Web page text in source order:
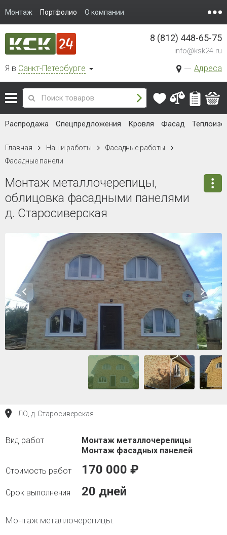
Монтаж Портфолио О компании
Я в Санкт-Петербурге Адреса
8 (812) 448-65-75
info@ksk24.ru
Распродажа Спецпредложения Кровля Фасад
Главная Наши работы
Фасадные работы
Фасадные панели
Монтаж металлочерепицы,
облицовка фасадными панелями
д. Старосиверская
ЛО, д. Старосиверская
Монтаж металлочерепицы
Монтаж фасадных панелей
170 000 ₽
20 дней
Монтаж металлочерепицы: